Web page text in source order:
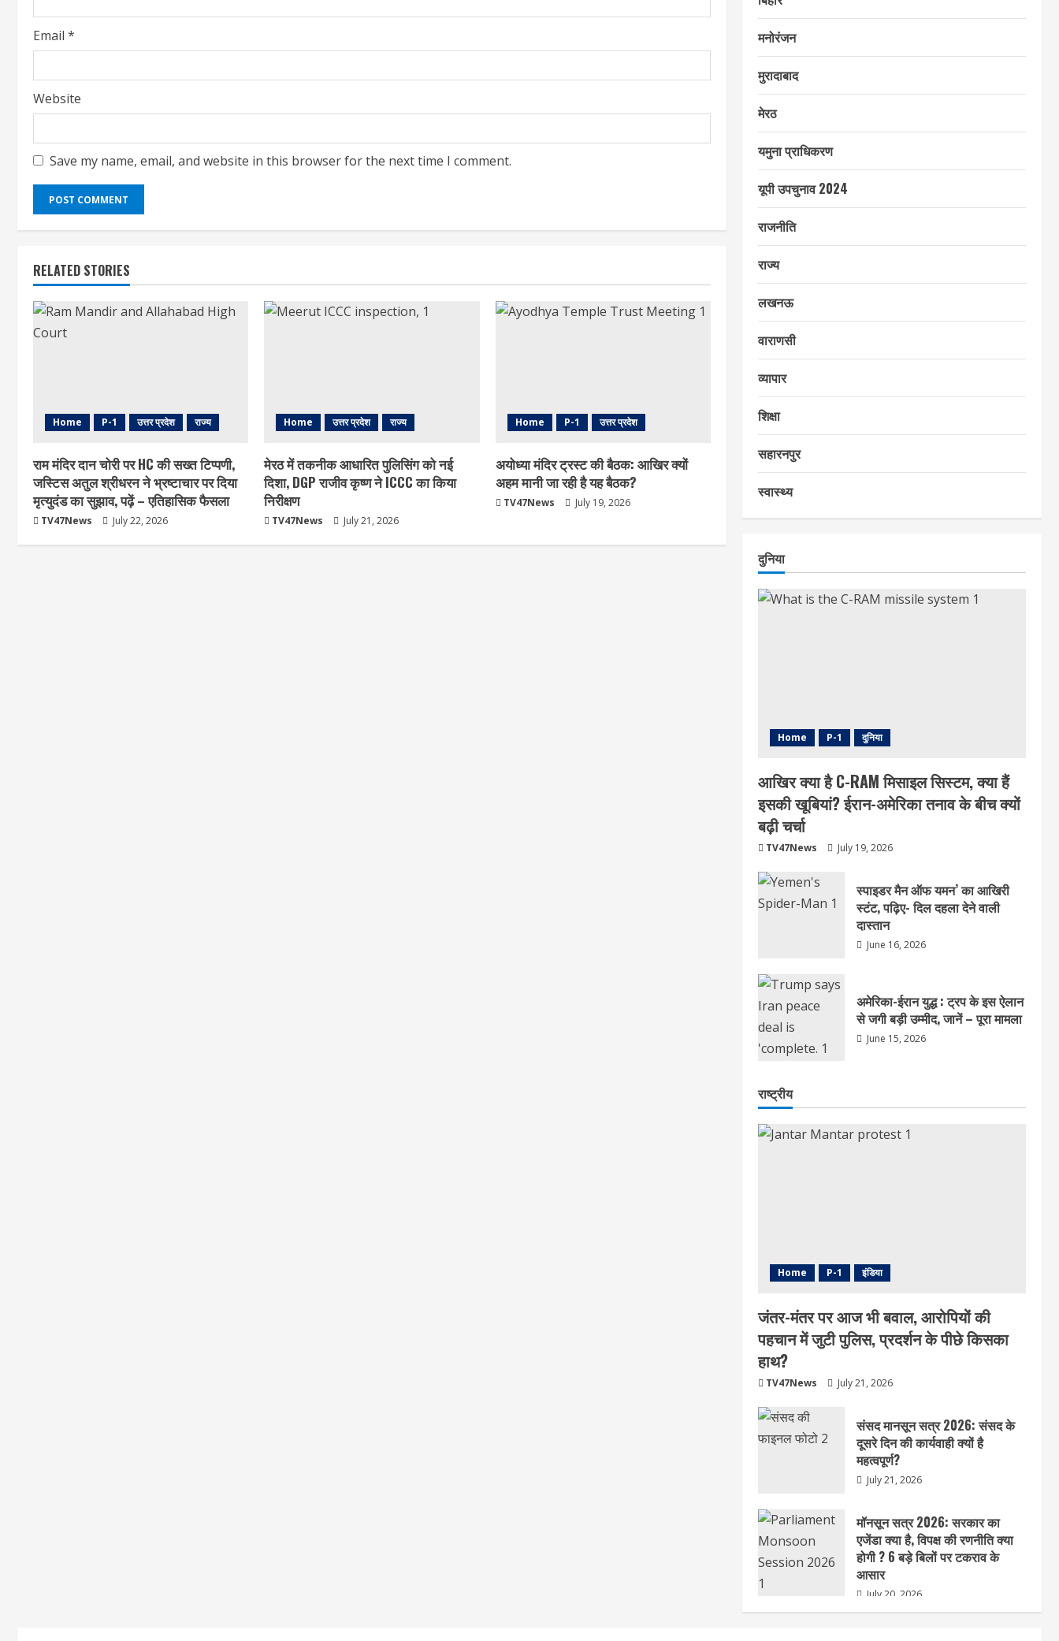
g
Email *
Website
Save my name, email, and website in this browser for the next time I comment.
RELATED STORIES
Home P-1 उत्तर प्रदेश राज्य
राम मंदिर दान चोरी पर HC की सख्त टिप्पणी,
जस्टिस अतुल श्रीधरन ने भ्रष्टाचार पर द‍िया
मृत्युदंड का सुझाव, पढ़ें – एत‍िहास‍िक फैसला
TV47News July 22, 2026
Home उत्तर प्रदेश राज्य
मेरठ में तकनीक आधारित पुलिसिंग को नई
दिशा, DGP राजीव कृष्ण ने ICCC का किया
निरीक्षण
TV47News July 21, 2026
Home P-1 उत्तर प्रदेश
अयोध्या मंदिर ट्रस्ट की बैठक: आखिर क्यों
अहम मानी जा रही है यह बैठक?
TV47News July 19, 2026
मनोरंजन
मुरादाबाद
मेरठ
यमुना प्राधिकरण
यूपी उपचुनाव 2024
राजनीति
राज्य
लखनऊ
वाराणसी
व्यापार
शिक्षा
सहारनपुर
स्वास्थ्य
दुनिया
Home P-1 दुनिया
आखिर क्या है C-RAM मिसाइल सिस्टम, क्या हैं
इसकी खूबियां? ईरान-अमेरिका तनाव के बीच क्यों
बढ़ी चर्चा
TV47News July 19, 2026
स्पाइडर मैन ऑफ यमन’ का आखिरी
स्टंट, पढ़िए- दिल दहला देने वाली
दास्तान
June 16, 2026
अमेरिका-ईरान युद्ध : ट्रप के इस ऐलान
से जगी बड़ी उम्मीद, जानें – पूरा मामला
June 15, 2026
राष्ट्रीय
Home P-1 इंडिया
जंतर-मंतर पर आज भी बवाल, आरोपियों की
पहचान में जुटी पुलिस, प्रदर्शन के पीछे किसका
हाथ?
TV47News July 21, 2026
संसद मानसून सत्र 2026: संसद के
दूसरे दिन की कार्यवाही क्यों है
महत्वपूर्ण?
July 21, 2026
मॉनसून सत्र 2026: सरकार का
एजेंडा क्या है, विपक्ष की रणनीति क्या
होगी ? 6 बड़े बिलों पर टकराव के
आसार
July 20, 2026